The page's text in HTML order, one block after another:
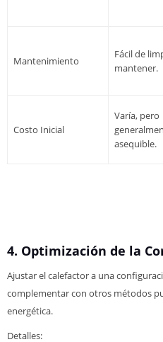
Mantenimiento
Fácil de
mantener.
Costo Inicial
Varía, pero
asequible.
4. Optimización de la
Ajustar el calefactor a una
complementar con otros métodos
energética.
Detalles: